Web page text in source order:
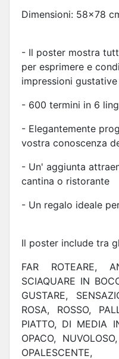
Dimensioni: 58x78
- Il poster mostra
per esprimere e
impressioni
- 600 termini in 6
- Elegantemente
vostra conoscenza
- Un' aggiunta
cantina o ristorante
- Un regalo ideale
Il poster include tra
FAR ROTEARE,
SCIAQUARE IN
GUSTARE,
ROSA, ROSSO,
PIATTO, DI MEDIA
OPACO,